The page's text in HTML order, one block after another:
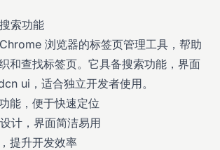
索功能
浏览器的标签页管理工具，帮助
和查找标签页。它具备搜索功能，界面
ui，适合独立开发者使用。
能，便于快速定位
计，界面简洁易用
提升开发效率